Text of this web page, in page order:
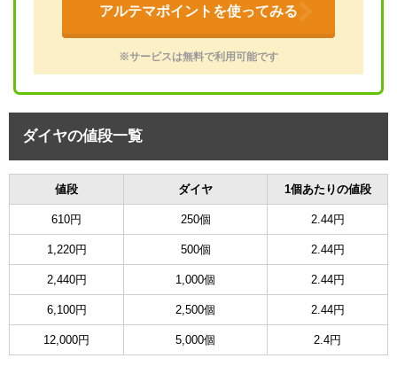
アルテマポイントを使ってみる
※サービスは無料で利用可能です
ダイヤの値段一覧
値段 ダイヤ 1個あたりの値段
610円 250個 2.44円
1,220円 500個 2.44円
2,440円 1,000個 2.44円
6,100円 2,500個 2.44円
12,000円 5,000個 2.4円